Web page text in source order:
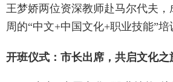
王梦娇两位资深教师赴马尔代夫，
周的“中文+中国文化+职业技能”培
开班仪式：市长出席，共启文化之